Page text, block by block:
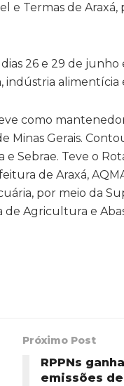
e Termas de
26 e 29 de
como
Minas Gerais.
e Sebrae. Teve o
de Araxá,
por meio da
de Agricultura e
Próximo Post
RPPNs
emissões